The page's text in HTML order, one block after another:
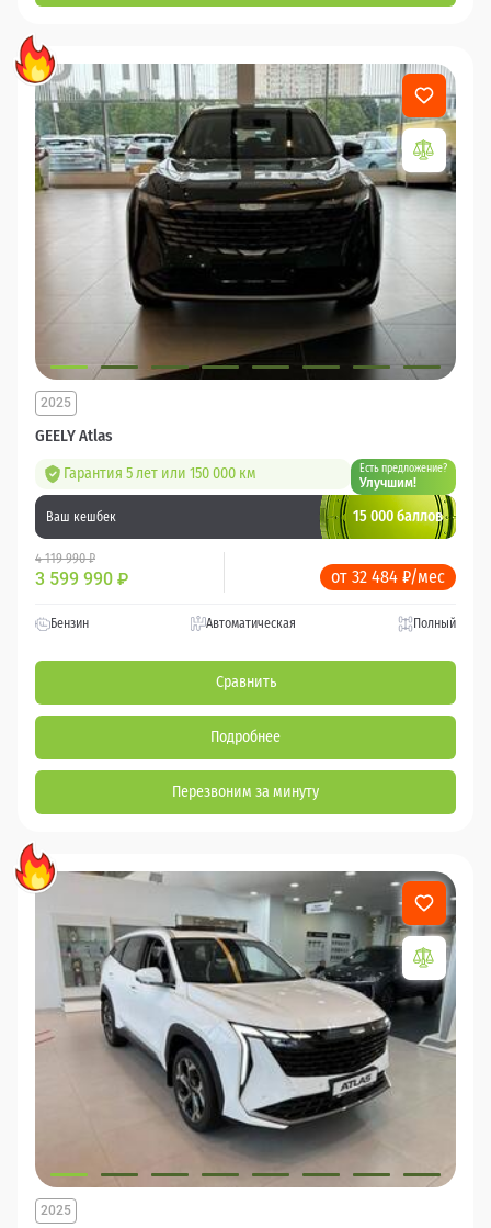
GEELY Atlas
2025
Гарантия 5 лет или 150 000 км Есть предложение?
Улучшим!
Ваш кешбек 15 000 баллов
4 119 990 ₽
3 599 990 ₽ от 32 484 ₽/мес
Бензин Автоматическая Полный
Сравнить
Подробнее
Перезвоним за минуту
2025